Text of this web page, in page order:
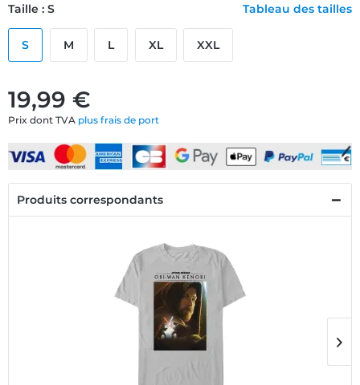
19,99 €
Prix dont TVA plus frais de port
Taille : S Tableau des tailles
S M L XL XXL
Produits correspondants